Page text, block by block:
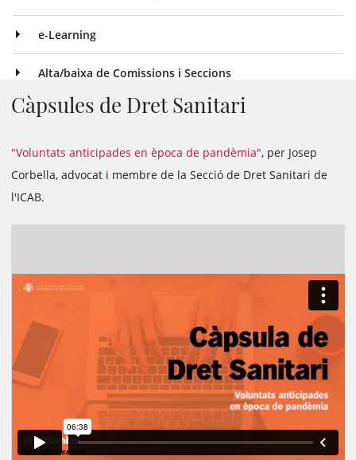
e-Learning
Alta/baixa de Comissions i Seccions
Càpsules de Dret Sanitari
"Voluntats anticipades en època de pandèmia", per Josep
Corbella, advocat i membre de la Secció de Dret Sanitari de
l'ICAB.